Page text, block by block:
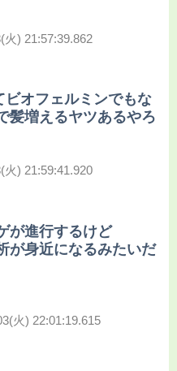
火) 21:57:39.862
オフェルミンでもな
髪増えるヤツあるやろ
火) 21:59:41.920
が進行するけど
が身近になるみたいだ
火) 22:01:19.615